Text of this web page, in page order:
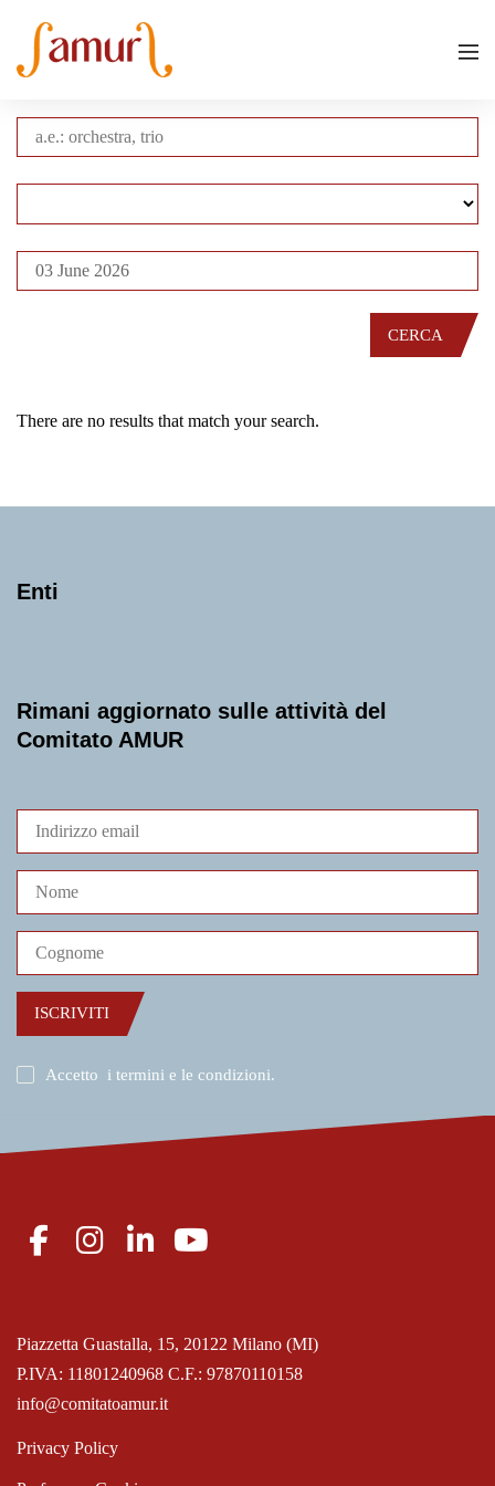
CERCA
There are no results that match your search.
Enti
Rimani aggiornato sulle attività del
Comitato AMUR
ISCRIVITI
Accetto i termini e le condizioni.
P.IVA: 11801240968 C.F.: 97870110158
Piazzetta Guastalla, 15, 20122 Milano (MI)
info@comitatoamur.it
Privacy Policy